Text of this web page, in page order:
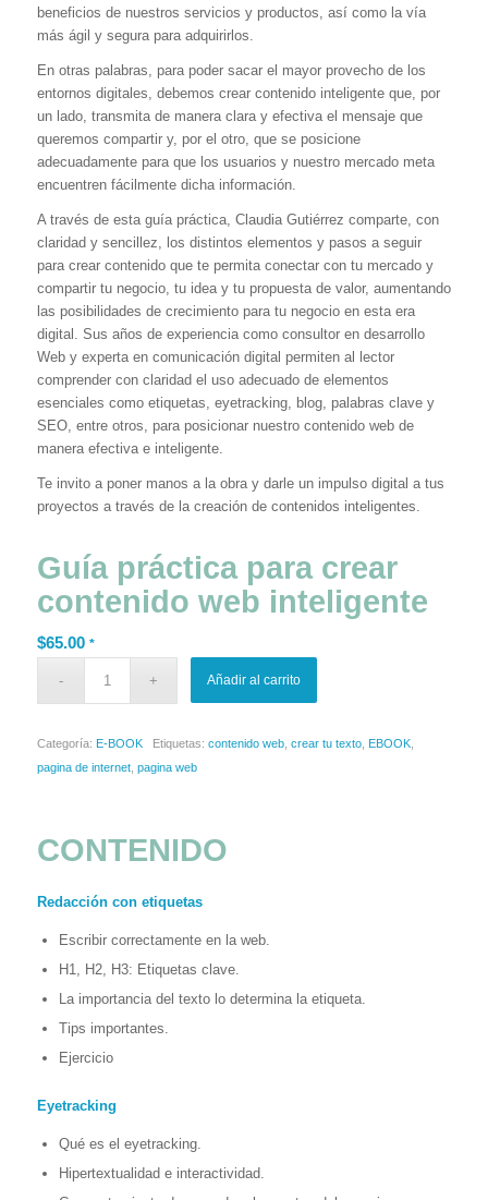
beneficios de nuestros servicios y productos, así como la vía
más ágil y segura para adquirirlos.
En otras palabras, para poder sacar el mayor provecho de los
entornos digitales, debemos crear contenido inteligente que, por
un lado, transmita de manera clara y efectiva el mensaje que
queremos compartir y, por el otro, que se posicione
adecuadamente para que los usuarios y nuestro mercado meta
encuentren fácilmente dicha información.
A través de esta guía práctica, Claudia Gutiérrez comparte, con
claridad y sencillez, los distintos elementos y pasos a seguir
para crear contenido que te permita conectar con tu mercado y
compartir tu negocio, tu idea y tu propuesta de valor, aumentando
las posibilidades de crecimiento para tu negocio en esta era
digital. Sus años de experiencia como consultor en desarrollo
Web y experta en comunicación digital permiten al lector
comprender con claridad el uso adecuado de elementos
esenciales como etiquetas, eyetracking, blog, palabras clave y
SEO, entre otros, para posicionar nuestro contenido web de
manera efectiva e inteligente.
Te invito a poner manos a la obra y darle un impulso digital a tus
proyectos a través de la creación de contenidos inteligentes.
Guía práctica para crear
contenido web inteligente
$65.00 *
Añadir al carrito
Categoría: E-BOOK Etiquetas: contenido web, crear tu texto, EBOOK,
pagina de internet, pagina web
CONTENIDO
Redacción con etiquetas
Escribir correctamente en la web.
H1, H2, H3: Etiquetas clave.
La importancia del texto lo determina la etiqueta.
Tips importantes.
Ejercicio
Eyetracking
Qué es el eyetracking.
Hipertextualidad e interactividad.